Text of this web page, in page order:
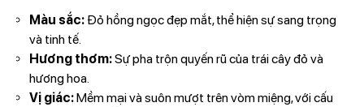
Màu sắc: Đỏ hồng ngọc đẹp mắt, thể hiện sự sang trọng
và tinh tế.
Hương thơm:Sự pha trộn quyến rũ của trái cây đỏ và
hương hoa.
Vị giác:Mềm mại và suôn mượt trên vòm miệng, với cấu